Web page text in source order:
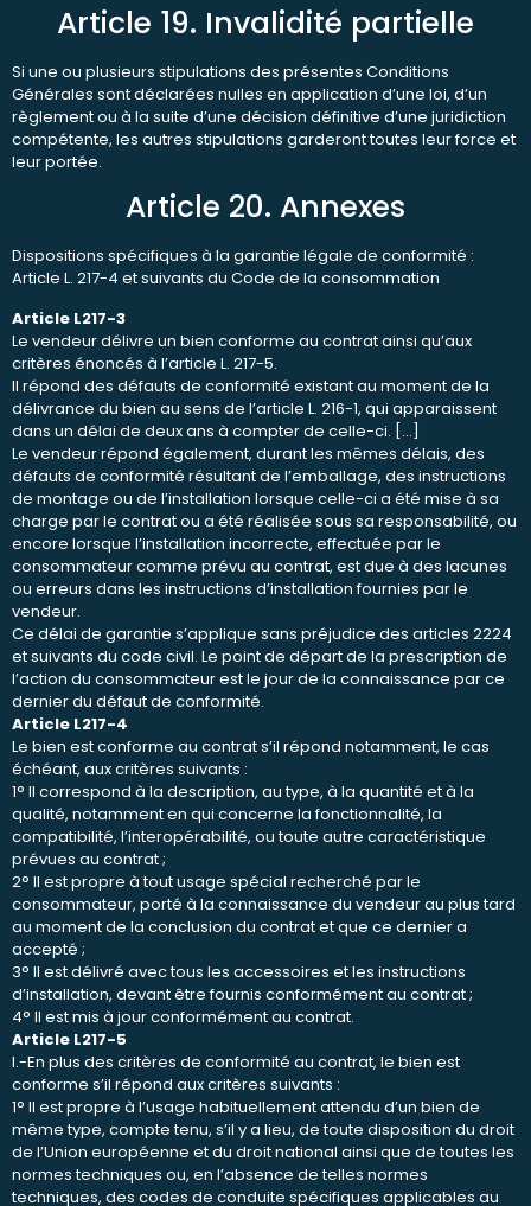
Article 19. Invalidité partielle
Si une ou plusieurs stipulations des présentes Conditions
Générales sont déclarées nulles en application d’une loi, d’un
règlement ou à la suite d’une décision définitive d’une juridiction
compétente, les autres stipulations garderont toutes leur force et
leur portée.
Article 20. Annexes
Dispositions spécifiques à la garantie légale de conformité :
Article L. 217-4 et suivants du Code de la consommation
Article L217-3
Le vendeur délivre un bien conforme au contrat ainsi qu’aux
critères énoncés à l’article L. 217-5.
Il répond des défauts de conformité existant au moment de la
délivrance du bien au sens de l’article L. 216-1, qui apparaissent
dans un délai de deux ans à compter de celle-ci. […]
Le vendeur répond également, durant les mêmes délais, des
défauts de conformité résultant de l’emballage, des instructions
de montage ou de l’installation lorsque celle-ci a été mise à sa
charge par le contrat ou a été réalisée sous sa responsabilité, ou
encore lorsque l’installation incorrecte, effectuée par le
consommateur comme prévu au contrat, est due à des lacunes
ou erreurs dans les instructions d’installation fournies par le
vendeur.
Ce délai de garantie s’applique sans préjudice des articles 2224
et suivants du code civil. Le point de départ de la prescription de
l’action du consommateur est le jour de la connaissance par ce
dernier du défaut de conformité.
Article L217-4
Le bien est conforme au contrat s’il répond notamment, le cas
échéant, aux critères suivants :
1° Il correspond à la description, au type, à la quantité et à la
qualité, notamment en qui concerne la fonctionnalité, la
compatibilité, l’interopérabilité, ou toute autre caractéristique
prévues au contrat ;
2° Il est propre à tout usage spécial recherché par le
consommateur, porté à la connaissance du vendeur au plus tard
au moment de la conclusion du contrat et que ce dernier a
accepté ;
3° Il est délivré avec tous les accessoires et les instructions
d’installation, devant être fournis conformément au contrat ;
4° Il est mis à jour conformément au contrat.
Article L217-5
I.-En plus des critères de conformité au contrat, le bien est
conforme s’il répond aux critères suivants :
1° Il est propre à l’usage habituellement attendu d’un bien de
même type, compte tenu, s’il y a lieu, de toute disposition du droit
de l’Union européenne et du droit national ainsi que de toutes les
normes techniques ou, en l’absence de telles normes
techniques, des codes de conduite spécifiques applicables au